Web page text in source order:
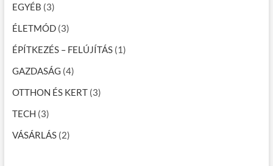
á
c
i
ó
EGYÉB (3)
ÉLETMÓD(3)
ÉPÍTKEZÉS – FELÚJÍTÁS(1)
GAZDASÁG (4)
OTTHON ÉS KERT(3)
TECH (3)
VÁSÁRLÁS(2)